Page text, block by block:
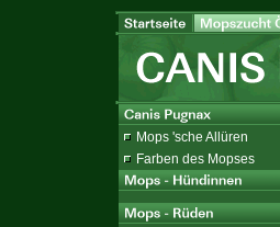
Mops 'sche Allüren
Farben des Mopses